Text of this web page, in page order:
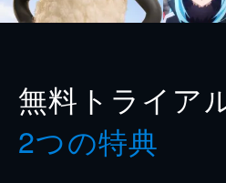
無料トライア
2つの特典